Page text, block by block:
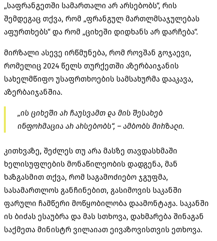
„საფრანგეთში სამართალი არ არსებობს“, რის
შემდეგაც თქვა, რომ „ფრანგულ მართლმსაჯულებას
აფურთხებს“ და რომ „ციხეში დიდხანს არ დარჩება“.
მირზალი ასევე ირწმუნება, რომ როვშან გოჯაევი,
რომელიც 2024 წელს თურქეთში აზერბაიჯანის
სახელმწიფო უსაფრთხოების სამსახურმა დააკავა,
აზერბაიჯანშია.
„ის ციხეში არ ჩაუსვამთ და მის შესახებ
ინფორმაცია არ არსებობს“, – ამბობს მირზალი.
კითხვაზე, შეძლეს თუ არა მასზე თავდასხმაში
ხელისუფლების მონაწილეობის დადგენა, მან
ხაზგასმით თქვა, რომ საგამოძიებო ჯგუფმა,
სასამართლოს განჩინებით, გასიმოვის საკანში
ფარული ჩამწერი მოწყობილობა დაამონტაჟა. საკანში
ის ბიძას ესაუბრა და მას სთხოვა, დახმარება შინაგან
საქმეთა მინისტრ ვილაიათ ეივაზოვისთვის ეთხოვა.